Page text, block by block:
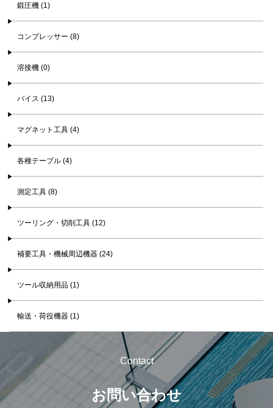
鍛圧機 (1)
コンプレッサー (8)
溶接機 (0)
バイス (13)
マグネット工具 (4)
各種テーブル (4)
測定工具 (8)
ツーリング・切削工具 (12)
補要工具・機械周辺機器 (24)
ツール収納用品 (1)
輸送・荷役機器 (1)
Contact
お問い合わせ